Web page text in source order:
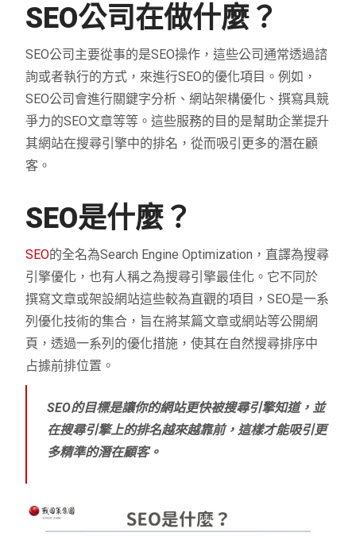
SEO公司在做什麼？
SEO公司主要從事的是SEO操作，這些公司通常透過諮
詢或者執行的方式，來進行SEO的優化項目。例如，
SEO公司會進行關鍵字分析、網站架構優化、撰寫具競
爭力的SEO文章等等。這些服務的目的是幫助企業提升
其網站在搜尋引擎中的排名，從而吸引更多的潛在顧
客。
SEO是什麼？
SEO的全名為Search Engine Optimization，直譯為搜尋
引擎優化，也有人稱之為搜尋引擎最佳化。它不同於
撰寫文章或架設網站這些較為直觀的項目，SEO是一系
列優化技術的集合，旨在將某篇文章或網站等公開網
頁，透過一系列的優化措施，使其在自然搜尋排序中
占據前排位置。
SEO的目標是讓你的網站更快被搜尋引擎知道，並
在搜尋引擎上的排名越來越靠前，這樣才能吸引更
多精準的潛在顧客。